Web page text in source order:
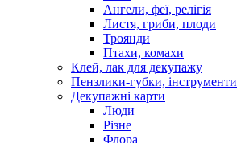
Ангели, феї, релігія
Листя, гриби, плоди
Троянди
Птахи, комахи
Клей, лак для декупажу
Пензлики-губки, інструменти
Декупажні карти
Люди
Різне
Флора